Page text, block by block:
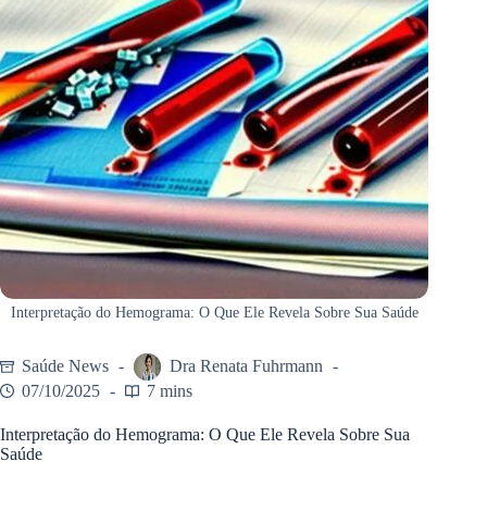
Interpretação do Hemograma: O Que Ele Revela Sobre Sua Saúde
Saúde News
Dra Renata Fuhrmann
07/10/2025
7 mins
Interpretação do Hemograma: O Que Ele Revela Sobre Sua
Saúde